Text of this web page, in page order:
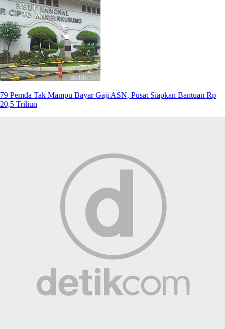
79 Pemda Tak Mampu Bayar Gaji ASN, Pusat Siapkan Bantuan Rp
20,5 Triliun